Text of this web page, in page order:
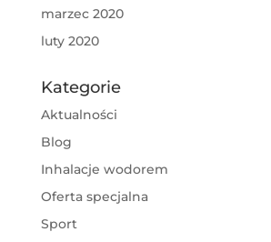
marzec 2020
luty 2020
Kategorie
Aktualności
Blog
Inhalacje wodorem
Oferta specjalna
Sport